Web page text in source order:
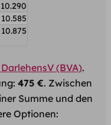
10.290
10.585
10.875
(BVA).
475 €. Zwischen
Summe und den
Optionen: